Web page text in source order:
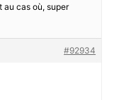
au cas où, super
#92934